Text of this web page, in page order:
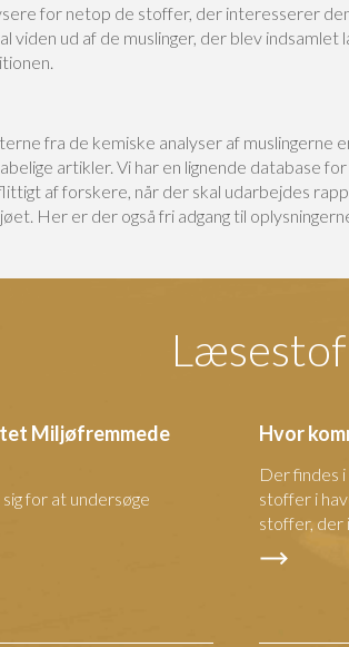
for netop de stoffer, der interesserer
viden ud af de muslinger, der blev indsamlet
fra de kemiske analyser af muslingerne
artikler. Vi har en lignende database
af forskere, når der skal udarbejdes
Her er der også fri adgang til
Læsestof
Miljøfremmede
for at undersøge
Hvor
Der findes
stoffer i
stoffer, der